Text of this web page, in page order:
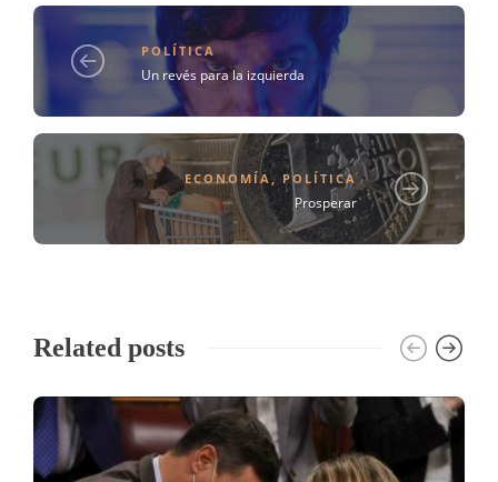
POLÍTICA
Un revés para la izquierda
ECONOMÍA, POLÍTICA
Prosperar
Related posts